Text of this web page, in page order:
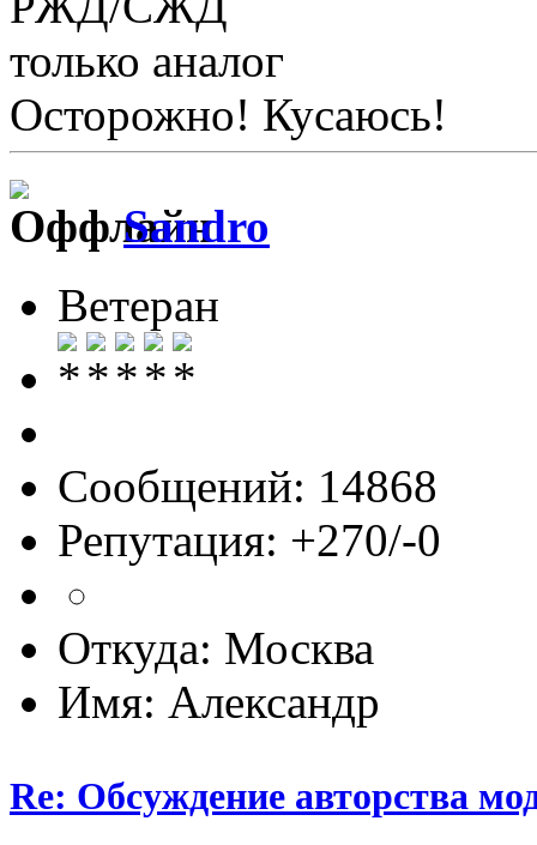
только аналог
Осторожно! Кусаюсь!
Sandro
Ветеран
Сообщений: 14868
Репутация: +270/-0
Откуда: Москва
Имя: Александр
Re: Обсуждение авторства